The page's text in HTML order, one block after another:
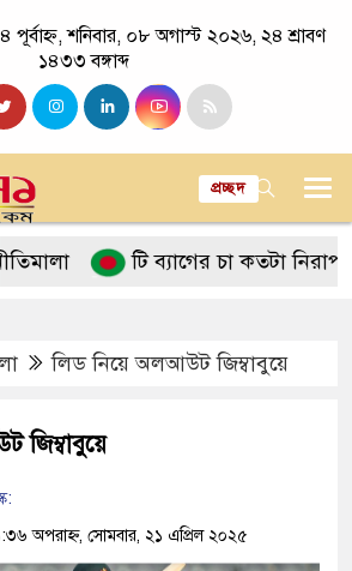
পূর্বাহ্ন, শনিবার, ০৮ অগাস্ট ২০২৬, ২৪ শ্রাবণ
১৪৩৩ বঙ্গাব্দ
প্রচ্ছদ
টি ব্যাগের চা কতটা নিরাপদ
লিড নিয়ে অলআউট জিম্বাবুয়ে
জিম্বাবুয়ে
অপরাহ্ন, সোমবার, ২১ এপ্রিল ২০২৫